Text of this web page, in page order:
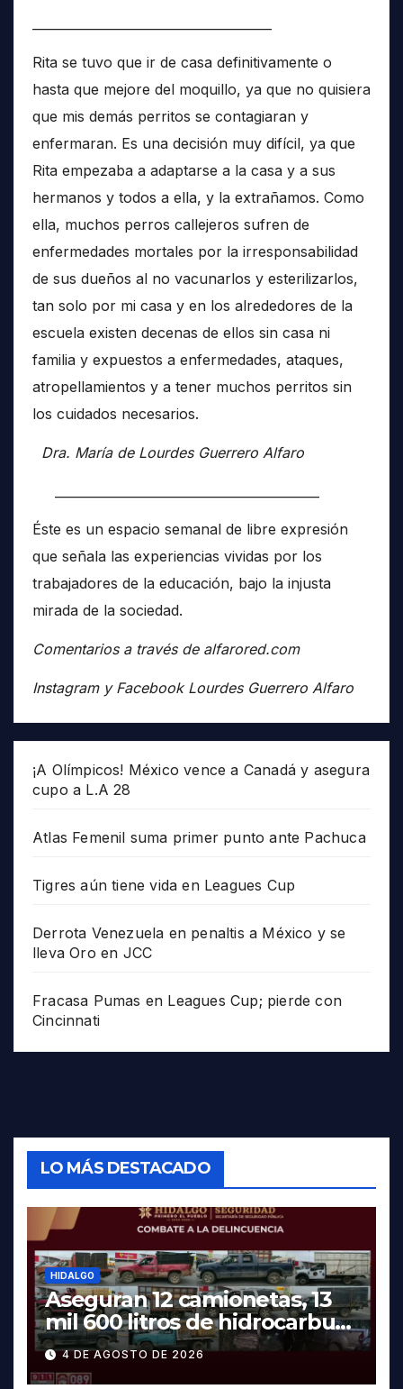
Rita se tuvo que ir de casa definitivamente o
hasta que mejore del moquillo, ya que no quisiera
que mis demás perritos se contagiaran y
enfermaran. Es una decisión muy difícil, ya que
Rita empezaba a adaptarse a la casa y a sus
hermanos y todos a ella, y la extrañamos. Como
ella, muchos perros callejeros sufren de
enfermedades mortales por la irresponsabilidad
de sus dueños al no vacunarlos y esterilizarlos,
tan solo por mi casa y en los alrededores de la
escuela existen decenas de ellos sin casa ni
familia y expuestos a enfermedades, ataques,
atropellamientos y a tener muchos perritos sin
los cuidados necesarios.
Dra. María de Lourdes Guerrero Alfaro
Éste es un espacio semanal de libre expresión
que señala las experiencias vividas por los
trabajadores de la educación, bajo la injusta
mirada de la sociedad.
Comentarios a través de alfarored.com
Instagram y Facebook Lourdes Guerrero Alfaro
¡A Olímpicos! México vence a Canadá y asegura
cupo a L.A 28
Atlas Femenil suma primer punto ante Pachuca
Tigres aún tiene vida en Leagues Cup
Derrota Venezuela en penaltis a México y se
lleva Oro en JCC
Fracasa Pumas en Leagues Cup; pierde con
Cincinnati
LO MÁS DESTACADO
HIDALGO
Aseguran 12 camionetas, 13
mil 600 litros de hidrocarburo
y dos vehículos robados en
Tula
4 DE AGOSTO DE 2026